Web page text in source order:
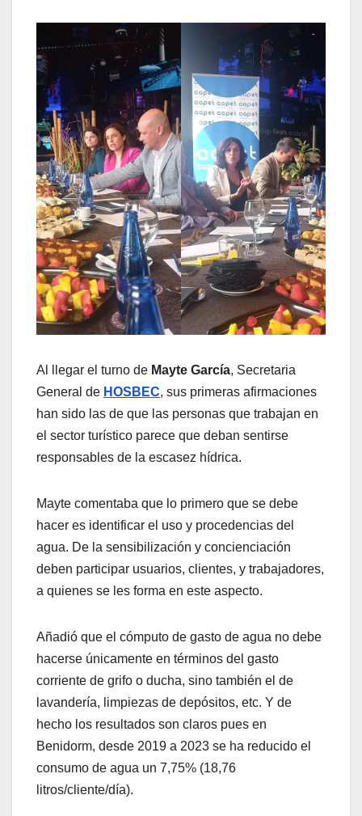
Al llegar el turno de Mayte García, Secretaria
General de HOSBEC, sus primeras afirmaciones
han sido las de que las personas que trabajan en
el sector turístico parece que deban sentirse
responsables de la escasez hídrica.
Mayte comentaba que lo primero que se debe
hacer es identificar el uso y procedencias del
agua. De la sensibilización y concienciación
deben participar usuarios, clientes, y trabajadores,
a quienes se les forma en este aspecto.
Añadió que el cómputo de gasto de agua no debe
hacerse únicamente en términos del gasto
corriente de grifo o ducha, sino también el de
lavandería, limpiezas de depósitos, etc. Y de
hecho los resultados son claros pues en
Benidorm, desde 2019 a 2023 se ha reducido el
consumo de agua un 7,75% (18,76
litros/cliente/día).